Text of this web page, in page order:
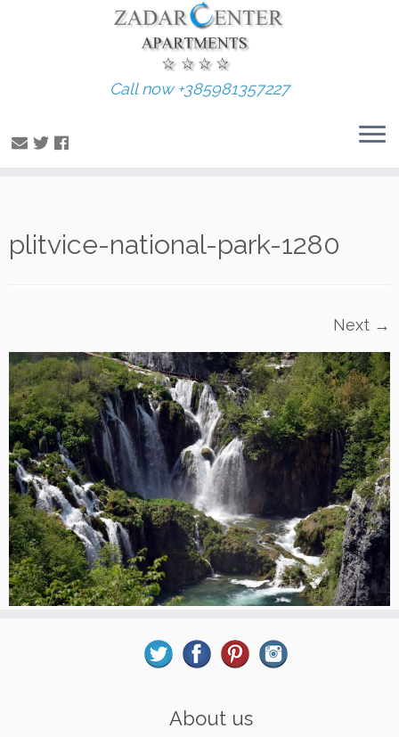
to
content
Call now +385981357227
plitvice-national-park-1280
Next →
About us